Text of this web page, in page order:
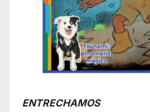
ENTRECHAMOS